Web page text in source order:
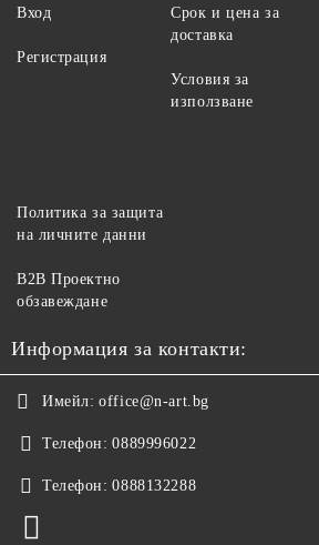
Вход
Регистрация
Срок и цена за
доставка
Условия за
използване
Политика за защита
на личните данни
B2B Проектно
обзавеждане
Информация за контакти:
Имейл: office@n-art.bg
Телефон: 0889996022
Телефон: 0888132288